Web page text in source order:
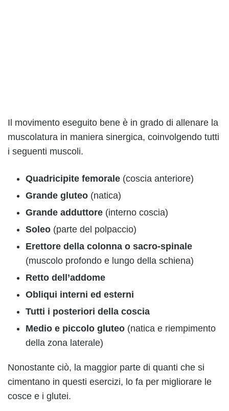
Il movimento eseguito bene è in grado di allenare la
muscolatura in maniera sinergica, coinvolgendo tutti
i seguenti muscoli.
Quadricipite femorale (coscia anteriore)
Grande gluteo (natica)
Grande adduttore (interno coscia)
Soleo (parte del polpaccio)
Erettore della colonna o sacro-spinale
(muscolo profondo e lungo della schiena)
Retto dell’addome
Obliqui interni ed esterni
Tutti i posteriori della coscia
Medio e piccolo gluteo (natica e riempimento
della zona laterale)
Nonostante ciò, la maggior parte di quanti che si
cimentano in questi esercizi, lo fa per migliorare le
cosce e i glutei.